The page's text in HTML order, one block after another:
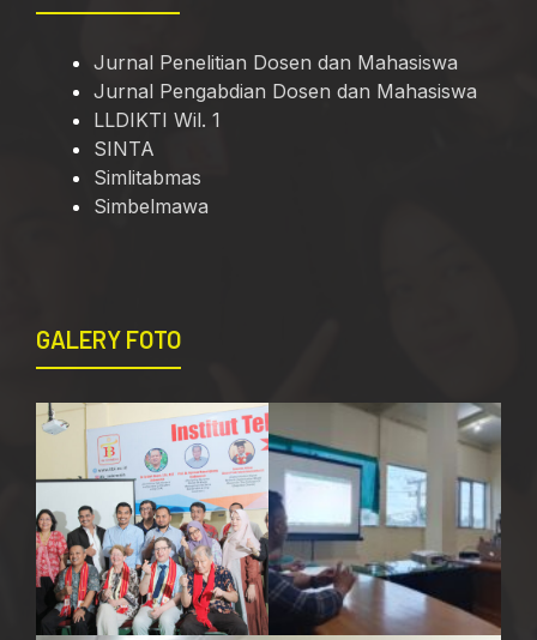
Jurnal Penelitian Dosen dan Mahasiswa
Jurnal Pengabdian Dosen dan Mahasiswa
LLDIKTI Wil. 1
SINTA
Simlitabmas
Simbelmawa
GALERY FOTO